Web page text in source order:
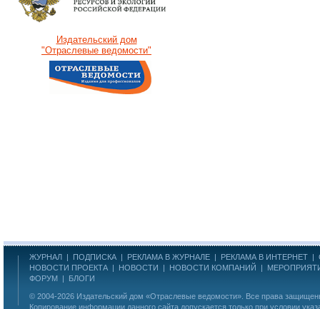
Издательский дом
"Отраслевые ведомости"
ЖУРНАЛ | ПОДПИСКА | РЕКЛАМА В ЖУРНАЛЕ | РЕКЛАМА В ИНТЕРНЕТ |
НОВОСТИ ПРОЕКТА | НОВОСТИ | НОВОСТИ КОМПАНИЙ |
ФОРУМ | БЛОГИ
© 2004-2026 Издательский дом «Отраслевые ведомости» . Все права
Копирование информации данного сайта допускается только при условии